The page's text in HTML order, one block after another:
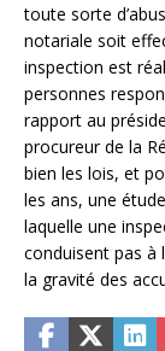
toute sorte
notariale soit
inspection est
personnes
rapport au
procureur de la
bien les lois, et
les ans, une
laquelle une
conduisent pas à
la gravité des